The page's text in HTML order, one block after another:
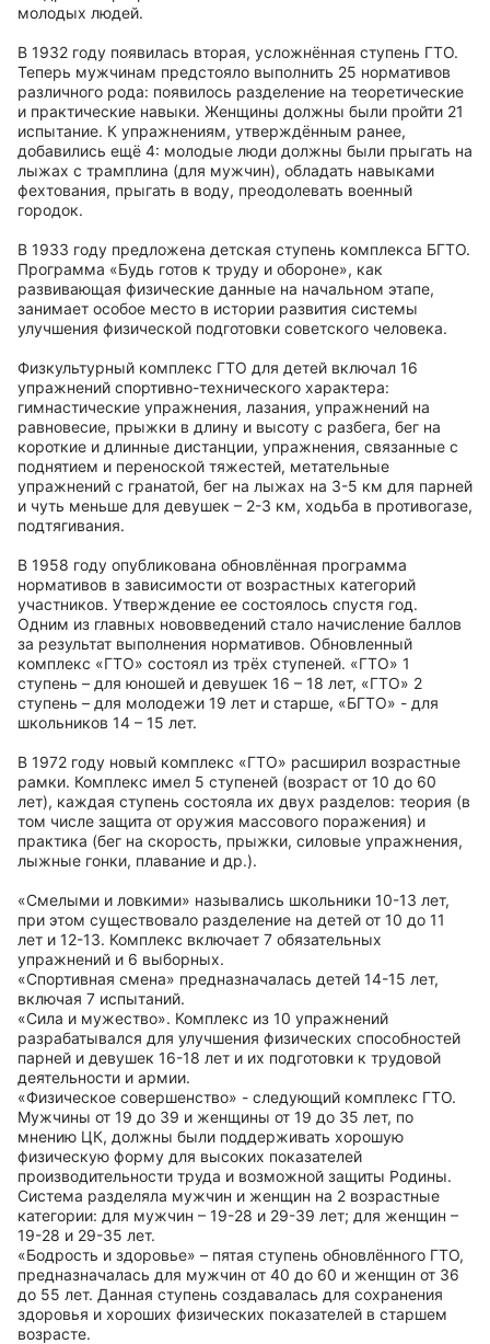
молодых людей.
В 1932 году появилась вторая, усложнённая ступень ГТО.
Теперь мужчинам предстояло выполнить 25 нормативов
различного рода: появилось разделение на теоретические
и практические навыки. Женщины должны были пройти 21
испытание. К упражнениям, утверждённым ранее,
добавились ещё 4: молодые люди должны были прыгать на
лыжах с трамплина (для мужчин), обладать навыками
фехтования, прыгать в воду, преодолевать военный
городок.
В 1933 году предложена детская ступень комплекса БГТО.
Программа «Будь готов к труду и обороне», как
развивающая физические данные на начальном этапе,
занимает особое место в истории развития системы
улучшения физической подготовки советского человека.
Физкультурный комплекс ГТО для детей включал 16
упражнений спортивно-технического характера:
гимнастические упражнения, лазания, упражнений на
равновесие, прыжки в длину и высоту с разбега, бег на
короткие и длинные дистанции, упражнения, связанные с
поднятием и переноской тяжестей, метательные
упражнений с гранатой, бег на лыжах на 3-5 км для парней
и чуть меньше для девушек – 2-3 км, ходьба в противогазе,
подтягивания.
В 1958 году опубликована обновлённая программа
нормативов в зависимости от возрастных категорий
участников. Утверждение ее состоялось спустя год.
Одним из главных нововведений стало начисление баллов
за результат выполнения нормативов. Обновленный
комплекс «ГТО» состоял из трёх ступеней. «ГТО» 1
ступень – для юношей и девушек 16 – 18 лет, «ГТО» 2
ступень – для молодежи 19 лет и старше, «БГТО» - для
школьников 14 – 15 лет.
В 1972 году новый комплекс «ГТО» расширил возрастные
рамки. Комплекс имел 5 ступеней (возраст от 10 до 60
лет), каждая ступень состояла их двух разделов: теория (в
том числе защита от оружия массового поражения) и
практика (бег на скорость, прыжки, силовые упражнения,
лыжные гонки, плавание и др.).
«Смелыми и ловкими» назывались школьники 10-13 лет,
при этом существовало разделение на детей от 10 до 11
лет и 12-13. Комплекс включает 7 обязательных
упражнений и 6 выборных.
«Спортивная смена» предназначалась детей 14-15 лет,
включая 7 испытаний.
«Сила и мужество». Комплекс из 10 упражнений
разрабатывался для улучшения физических способностей
парней и девушек 16-18 лет и их подготовки к трудовой
деятельности и армии.
«Физическое совершенство» - следующий комплекс ГТО.
Мужчины от 19 до 39 и женщины от 19 до 35 лет, по
мнению ЦК, должны были поддерживать хорошую
физическую форму для высоких показателей
производительности труда и возможной защиты Родины.
Система разделяла мужчин и женщин на 2 возрастные
категории: для мужчин – 19-28 и 29-39 лет; для женщин –
19-28 и 29-35 лет.
«Бодрость и здоровье» – пятая ступень обновлённого ГТО,
предназначалась для мужчин от 40 до 60 и женщин от 36
до 55 лет. Данная ступень создавалась для сохранения
здоровья и хороших физических показателей в старшем
возрасте.